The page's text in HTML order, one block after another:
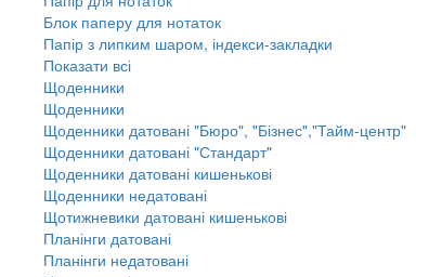
Блок паперу для нотаток
Папір з липким шаром, індекси-закладки
Показати всі
Щоденники
Щоденники
Щоденники датовані "Бюро", "Бізнес","Тайм-центр"
Щоденники датовані "Стандарт"
Щоденники датовані кишенькові
Щоденники недатовані
Щотижневики датовані кишенькові
Планінги датовані
Планінги недатовані